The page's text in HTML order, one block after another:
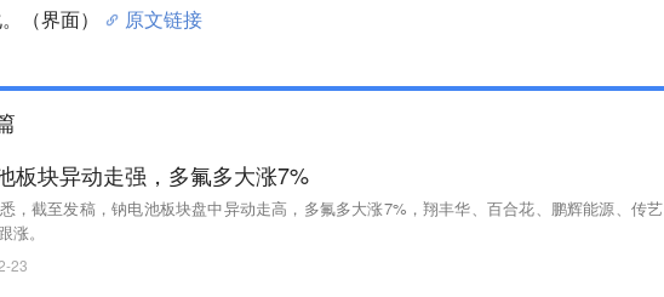
（界面）
原文链接
板块异动走强，多氟多大涨7%
，截至发稿，钠电池板块盘中异动走高，多氟多大涨7%，翔丰华、百合花、鹏辉能源、传艺
涨。
23